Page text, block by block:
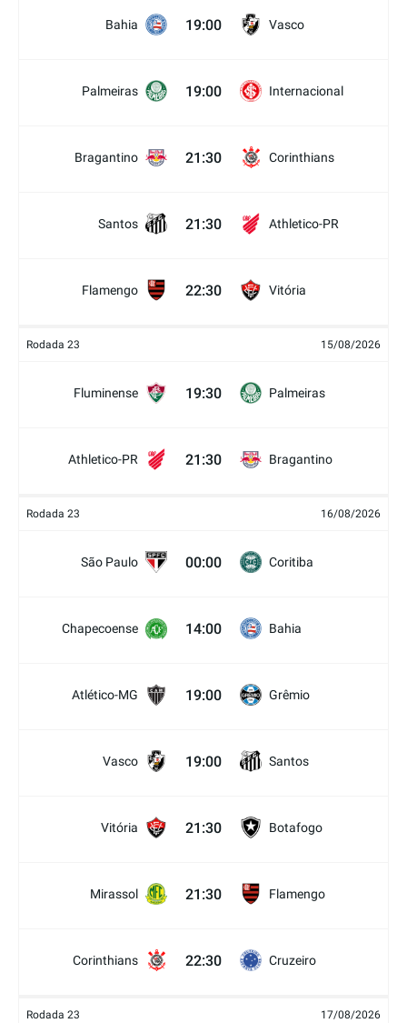
Bahia 19:00 Vasco
Palmeiras 19:00 Internacional
Bragantino 21:30 Corinthians
Santos 21:30 Athletico-PR
Flamengo 22:30 Vitória
Rodada 23 15/08/2026
Fluminense 19:30 Palmeiras
Athletico-PR 21:30 Bragantino
Rodada 23 16/08/2026
São Paulo 00:00 Coritiba
Chapecoense 14:00 Bahia
Atlético-MG 19:00 Grêmio
Vasco 19:00 Santos
Vitória 21:30 Botafogo
Mirassol 21:30 Flamengo
Corinthians 22:30 Cruzeiro
Rodada 23 17/08/2026